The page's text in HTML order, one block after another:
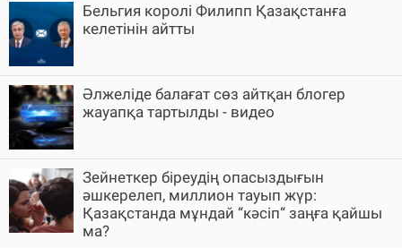
Бельгия королі Филипп Қазақстанға
келетінін айтты
Әлжеліде балағат сөз айтқан блогер
жауапқа тартылды - видео
Зейнеткер біреудің опасыздығын
әшкерелеп, миллион тауып жүр:
Қазақстанда мұндай “кәсіп“ заңға қайшы
ма?